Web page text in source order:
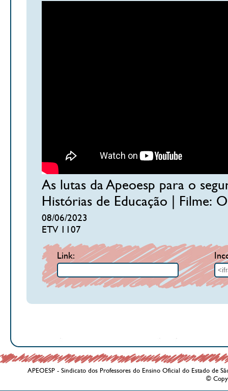
As lutas da Apeoesp para o
Histórias de Educação | Filme:
08/06/2023
ETV 1107
Link:
APEOESP - Sindicato dos Professores do Ensino Oficial do Estado de
©